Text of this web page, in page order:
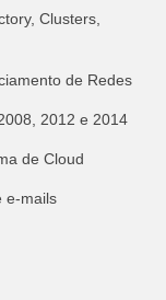
Clusters,
de Redes
2012 e 2014
de Cloud
e-mails